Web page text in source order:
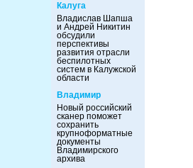
Калуга
Владислав Шапша
и Андрей Никитин
обсудили
перспективы
развития отрасли
беспилотных
систем в Калужской
области
Владимир
Новый российский
сканер поможет
сохранить
крупноформатные
документы
Владимирского
архива